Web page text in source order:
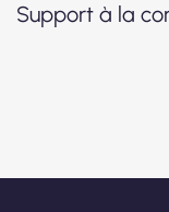
Support à la